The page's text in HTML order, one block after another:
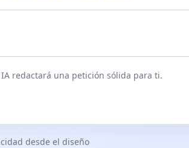
redactará una petición sólida para ti.
desde el diseño